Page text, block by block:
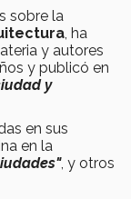
sobre la
, ha
y autores
y publicó en
y
en sus
en la
, y otros